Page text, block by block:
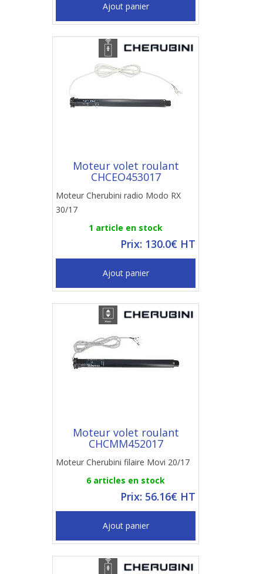
Ajout panier
Moteur volet roulant
CHCEO453017
Moteur Cherubini radio Modo RX
30/17
1 article en stock
Prix: 130.0€ HT
Ajout panier
Moteur volet roulant
CHCMM452017
Moteur Cherubini filaire Movi 20/17
6 articles en stock
Prix: 56.16€ HT
Ajout panier